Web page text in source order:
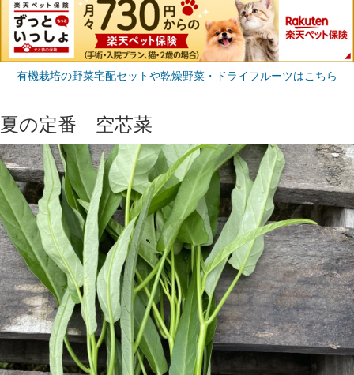
有機栽培の野菜宅配セットや乾燥野菜・ドライフルーツはこちら
夏の定番 空芯菜